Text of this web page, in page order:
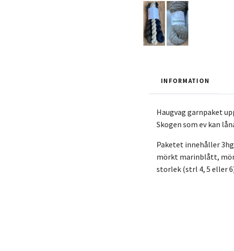
INFORMATION
Haugvag garnpaket
Skogen som ev kan
Paketet innehåller
mörkt marinblått,
storlek (strl 4, 5 eller